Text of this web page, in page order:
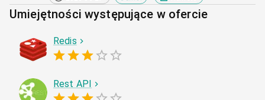
Umiejętności występujące w ofercie
Redis
Rest API